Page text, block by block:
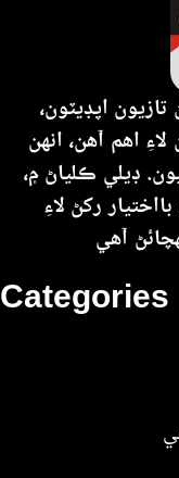
Categories
اپڊيٽون،
اهم آهن، انهن
ڊيلي ڪلياڻ ۾،
رکڻ لاءِ